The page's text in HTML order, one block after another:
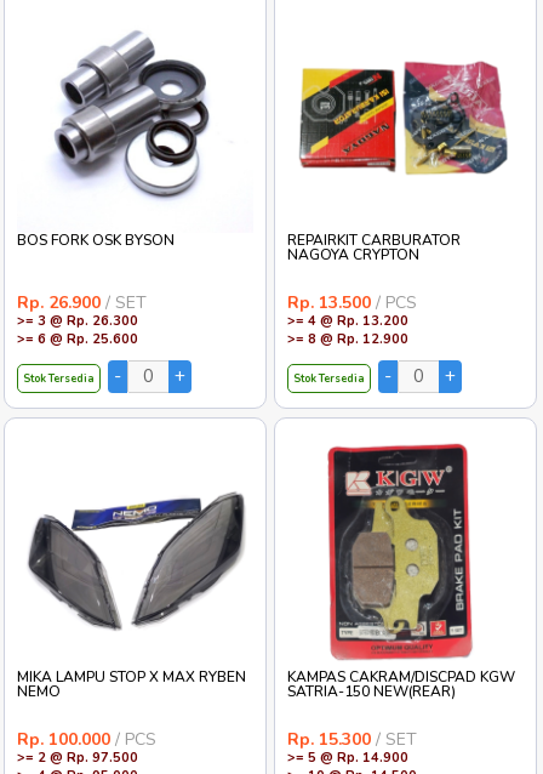
BOS FORK OSK BYSON
Rp. 26.900 / SET
>= 3 @ Rp. 26.300
>= 6 @ Rp. 25.600
Stok Tersedia
REPAIRKIT CARBURATOR
NAGOYA CRYPTON
Rp. 13.500 / PCS
>= 4 @ Rp. 13.200
>= 8 @ Rp. 12.900
Stok Tersedia
MIKA LAMPU STOP X MAX RYBEN
NEMO
Rp. 100.000 / PCS
>= 2 @ Rp. 97.500
KAMPAS CAKRAM/DISCPAD KGW
SATRIA-150 NEW(REAR)
Rp. 15.300 / SET
>= 5 @ Rp. 14.900